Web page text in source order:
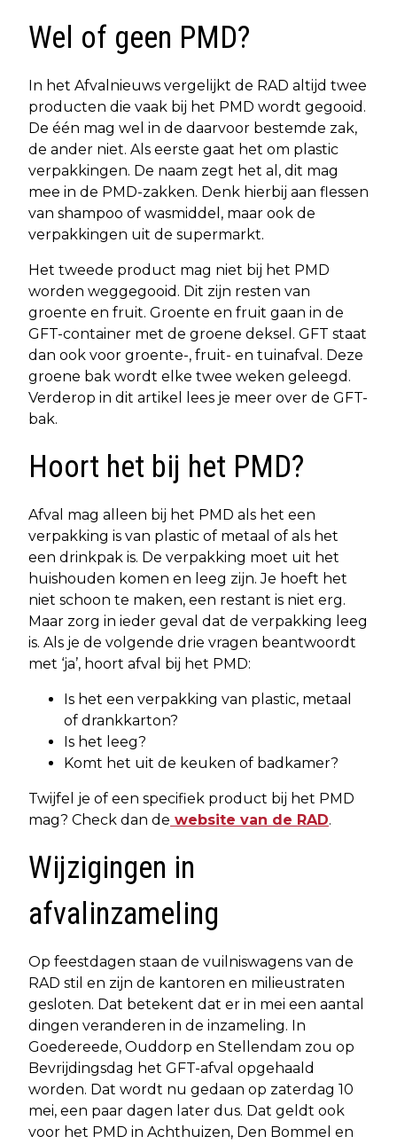
Wel of geen PMD?
In het Afvalnieuws vergelijkt de RAD altijd twee
producten die vaak bij het PMD wordt gegooid.
De één mag wel in de daarvoor bestemde zak,
de ander niet. Als eerste gaat het om plastic
verpakkingen. De naam zegt het al, dit mag
mee in de PMD-zakken. Denk hierbij aan flessen
van shampoo of wasmiddel, maar ook de
verpakkingen uit de supermarkt.
Het tweede product mag niet bij het PMD
worden weggegooid. Dit zijn resten van
groente en fruit. Groente en fruit gaan in de
GFT-container met de groene deksel. GFT staat
dan ook voor groente-, fruit- en tuinafval. Deze
groene bak wordt elke twee weken geleegd.
Verderop in dit artikel lees je meer over de GFT-
bak.
Hoort het bij het PMD?
Afval mag alleen bij het PMD als het een
verpakking is van plastic of metaal of als het
een drinkpak is. De verpakking moet uit het
huishouden komen en leeg zijn. Je hoeft het
niet schoon te maken, een restant is niet erg.
Maar zorg in ieder geval dat de verpakking leeg
is. Als je de volgende drie vragen beantwoordt
met ‘ja’, hoort afval bij het PMD:
Is het een verpakking van plastic, metaal
of drankkarton?
Is het leeg?
Komt het uit de keuken of badkamer?
Twijfel je of een specifiek product bij het PMD
mag? Check dan de website van de RAD.
Wijzigingen in
afvalinzameling
Op feestdagen staan de vuilniswagens van de
RAD stil en zijn de kantoren en milieustraten
gesloten. Dat betekent dat er in mei een aantal
dingen veranderen in de inzameling. In
Goedereede, Ouddorp en Stellendam zou op
Bevrijdingsdag het GFT-afval opgehaald
worden. Dat wordt nu gedaan op zaterdag 10
mei, een paar dagen later dus. Dat geldt ook
voor het PMD in Achthuizen, Den Bommel en